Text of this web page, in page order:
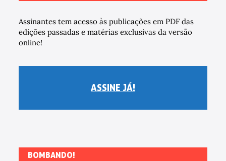
Assinantes tem acesso às publicações em PDF das
edições passadas e matérias exclusivas da versão
online!
ASSINE JÁ!
BOMBANDO!